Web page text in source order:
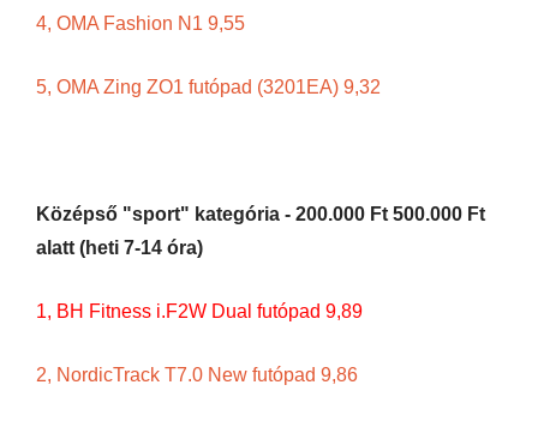
4, OMA Fashion N1 9,55
5, OMA Zing ZO1 futópad (3201EA) 9,32
Középső "sport" kategória - 200.000 Ft 500.000 Ft
alatt (heti 7-14 óra)
1, BH Fitness i.F2W Dual futópad 9,89
2, NordicTrack T7.0 New futópad 9,86